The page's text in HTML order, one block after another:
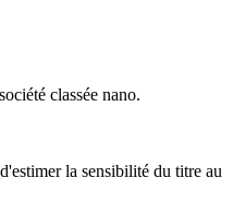
classée nano.
la sensibilité du titre au